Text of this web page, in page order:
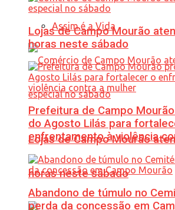
Assim é a Vida
Lojas de Campo Mourão
horas neste sábado
Lojas de Campo Mourão
horas neste sábado
Prefeitura de Campo
do Agosto Lilás para
enfrentamento à violência
Abandono de túmulo no
perda da concessão em